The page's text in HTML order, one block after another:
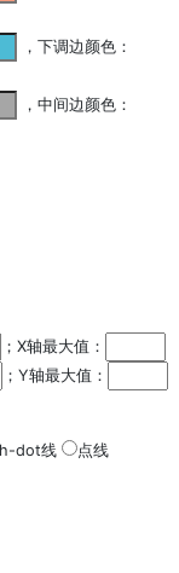
，下调边颜色：
，中间边颜色：
；X轴最大值：
；Y轴最大值：
dot线 点线